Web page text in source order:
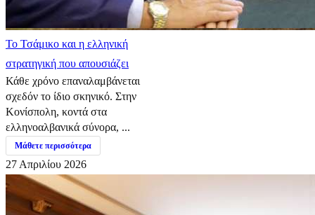
​Το Τσάμικο και η ελληνική
στρατηγική που απουσιάζει
Κάθε χρόνο επαναλαμβάνεται
σχεδόν το ίδιο σκηνικό. Στην
Κονίσπολη, κοντά στα
ελληνοαλβανικά σύνορα, ...
Μάθετε περισσότερα
27 Απριλίου 2026